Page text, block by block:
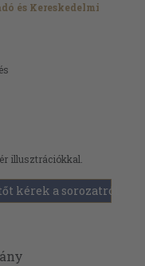
és Kereskedelmi
illusztrációkkal.
kérek a sorozatról